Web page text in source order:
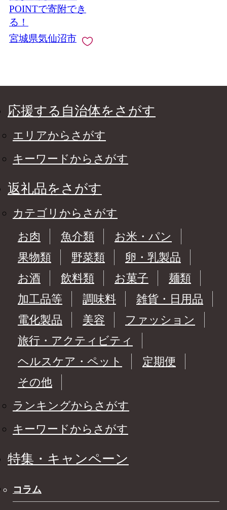
POINTで寄附でき
る！
宮城県気仙沼市
応援する自治体をさがす
エリアからさがす
キーワードからさがす
返礼品をさがす
カテゴリからさがす
お肉
魚介類
お米・パン
果物類
野菜類
卵・乳製品
お酒
飲料類 お菓子
麺類
加工品等
調味料
雑貨・日用品
電化製品
美容
ファッション
旅行・アクティビティ
ヘルスケア・ペット
定期便
その他
ランキングからさがす
キーワードからさがす
特集・キャンペーン
コラム